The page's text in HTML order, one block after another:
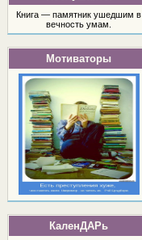
Книга — памятник ушедшим в
вечность умам.
Мотиваторы
КаленДАРь